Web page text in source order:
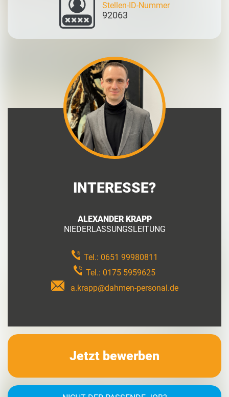
Stellen-ID-Nummer
92063
INTERESSE?
ALEXANDER KRAPP
NIEDERLASSUNGSLEITUNG
Tel.: 0651 99980811
Tel.: 0175 5959625
a.krapp@dahmen-personal.de
Jetzt bewerben